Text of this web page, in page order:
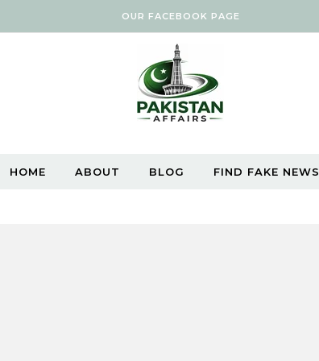
OUR FACEBOOK PAGE
HOME ABOUT BLOG FIND FAKE NEWS